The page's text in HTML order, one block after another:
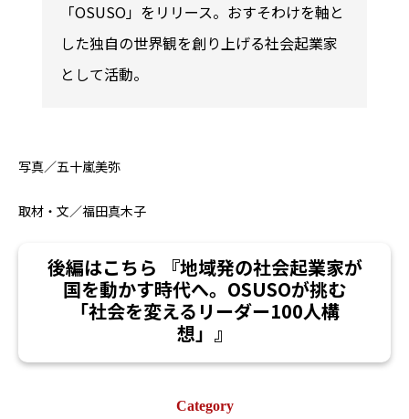
「OSUSO」をリリース。おすそわけを軸と
した独自の世界観を創り上げる社会起業家
として活動。
写真／五十嵐美弥
取材・文／福田真木子
後編はこちら 『地域発の社会起業家が
国を動かす時代へ。OSUSOが挑む
「社会を変えるリーダー100人構
想」』
Category